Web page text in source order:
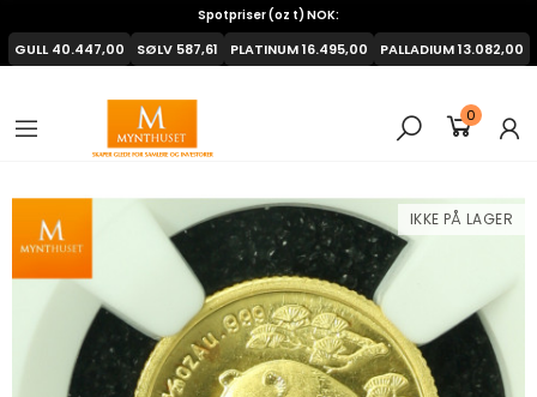
0
Spotpriser (oz t) NOK:
GULL40.447,00 SØLV 587,61 PLATINUM16.495,00 PALLADIUM13.082,00
IKKE PÅ LAGER